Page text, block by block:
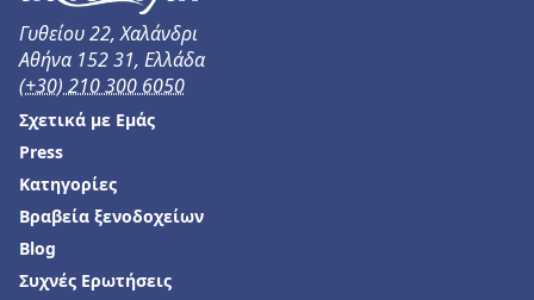
Γυθείου 22, Χαλάνδρι
Αθήνα 152 31, Ελλάδα
(+30) 210 300 6050
Σχετικά με Εμάς
Press
Κατηγορίες
Βραβεία ξενοδοχείων
Blog
Συχνές Ερωτήσεις